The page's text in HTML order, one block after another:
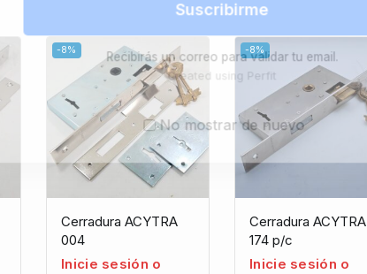
-8%
Cerradura ACYTRA
004
Inicie sesión o
-8%
Cerradura ACYTRA
174 p/c
Inicie sesión o
Suscribirme
Recibirás un correo para validar tu email.
Created using Perfit
No mostrar de nuevo